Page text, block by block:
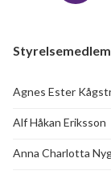
30
Agnes Ester
Alf Håkan Eriksson
Anna Charlotta